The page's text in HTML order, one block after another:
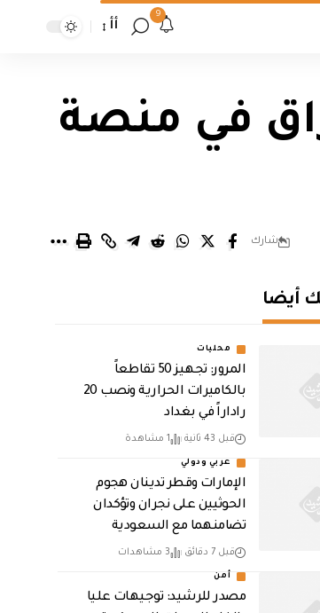
9
أأ
في منصة
شارك
أيضا
محليات
المرور: تجهيز 50 تقاطعاً
بالكاميرات الحرارية ونصب 20
راداراً في بغداد
قبل 43 ثانية 1 مشاهدة
عربي ودولي
الإمارات وقطر تدينان هجوم
الحوثيين على نجران وتؤكدان
تضامنهما مع السعودية
قبل 7 دقائق 3 مشاهدات
أمن
مصدر للرشيد: توجيهات عليا